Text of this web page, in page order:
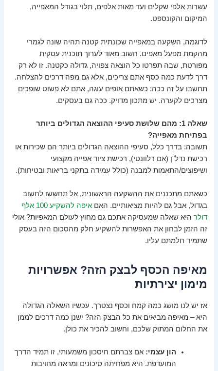
עשרות אלפי שקלים ועד מאות אלפים, תלוי בגודל המאפייה,
המיקום והקונספט.
לדוגמה, השקעה במאפייה שכונתית קטנה תהיה שונה לגמרי
מהקמת מפעל מאפים. חשוב מאוד לערוך תוכנית עסקית
מפורטת, שבה תפרטו כל הוצאה צפויה, גדולה כקטנה. זו לא רק
דרך לדעת כמה כסף אתם צריכים, אלא גם מפה דרכים להצלחה.
תחשבו על זה ככה: כשאתם אופים עוגה, אתם לא פשוט שופכים
מצרכים לקערה. יש מתכון מדויק. ככה גם בעסקים.
שאלה 1: מהם שלושת סעיפי ההוצאה הגדולים ביותר
בפתיחת מאפייה?
תשובה: בדרך כלל, סעיפי ההוצאה הגדולים ביותר הם שכירות או
רכישת נדל"ן (אם רלוונטי), רכישת ציוד אפייה מקצועי
ושיפוצים/התאמות למבנה (כולל עמידה בתקני בריאות ובטיחות).
כשאתם מתכננים את ההשקעה הראשונית, אל תחששו לחשוב
בגדול, אבל גם להיות מציאותיים. האם
איפה להשקיע 100 אלף
דולר היא שאלה שמעסיקה אתכם גם מחוץ לעולם המאפיות? אולי
זה הזמן לבחון את האפשרות להשקיע חלק מהסכום הזה בעסק
שתמיד חלמתם עליו.
מאיפה הכסף לבצק הזה? אפשרויות
מימון יצירתיות
אז יש לנו מושג כמה קמח וכסף נצטרך. עכשיו השאלה הגדולה
היא – מאיפה מביאים את כל הבצק הזה? ישנן כמה דרכים לממן
את החלום המתוק שלכם, וחשוב להכיר את כולן.
הון עצמי: אם צברתם חיסכון משמעותי, זו תמיד הדרך
המועדפת. היא מפחיתה סיכונים ומראה מחויבות